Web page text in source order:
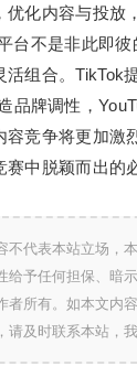
化内容与投放
台不是非此即
组合。TikTok
品牌调性，
容竞争将更加激
中脱颖而出的
不代表本站立场，
给予任何担保、暗
者所有。如本文内
请及时联系本站，